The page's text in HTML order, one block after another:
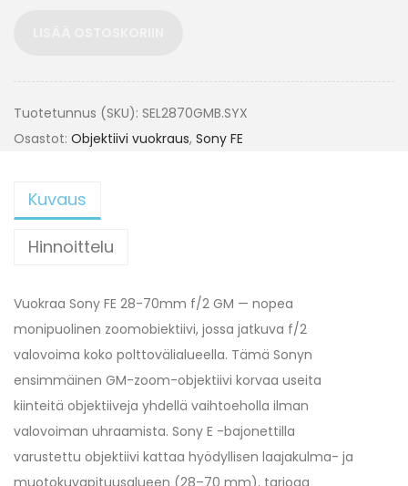
Tuotetunnus (SKU): SEL2870GMB.SYX
Osastot: Objektiivi vuokraus, Sony FE
Kuvaus
Hinnoittelu
Vuokraa Sony FE 28-70mm f/2 GM — nopea
monipuolinen zoomobiektiivi, jossa jatkuva f/2
valovoima koko polttovälialueella. Tämä Sonyn
ensimmäinen GM-zoom-objektiivi korvaa useita
kiinteitä objektiiveja yhdellä vaihtoeholla ilman
valovoiman uhraamista. Sony E -bajonettilla
varustettu objektiivi kattaa hyödyllisen laajakulma- ja